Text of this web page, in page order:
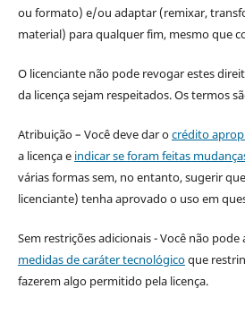
ou formato) e/ou adaptar (remixar,
material) para qualquer fim, mesmo que
O licenciante não pode revogar estes
da licença sejam respeitados. Os termos
Atribuição – Você deve dar ocrédito
a licença e indicar se foram feitas
várias formas sem, no entanto, sugerir
licenciante) tenha aprovado o uso em
Sem restrições adicionais - Você não
medidas de caráter tecnológicoque
fazerem algo permitido pela licença.